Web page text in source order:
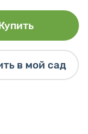
в мой сад